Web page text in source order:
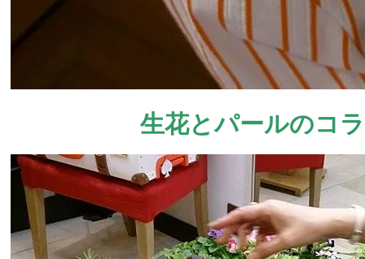
生花とパールのコ